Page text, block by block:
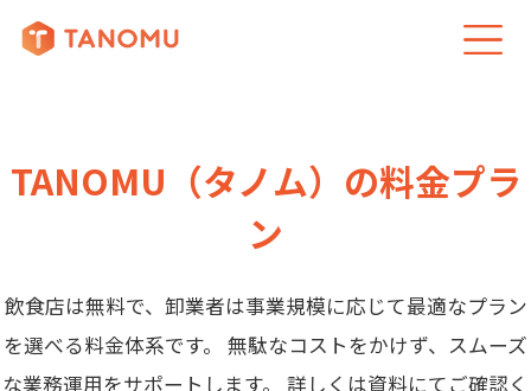
TANOMU（タノム）の料金プラ
ン
飲食店は無料で、卸業者は事業規模に応じて最適なプラン
を選べる料金体系です。
無駄なコストをかけず、スムーズ
な業務運用をサポートします。
詳しくは資料にてご確認く